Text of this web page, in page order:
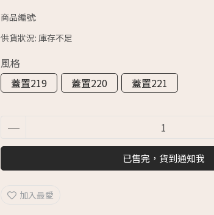
商品編號:
供貨狀況: 庫存不足
風格
蓋置219
蓋置220 蓋置221
已售完，貨到通知我
加入最愛